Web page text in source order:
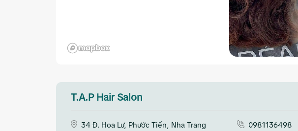
T.A.P Hair Salon
34 Đ. Hoa Lư, Phước Tiến, Nha Trang
0981136498